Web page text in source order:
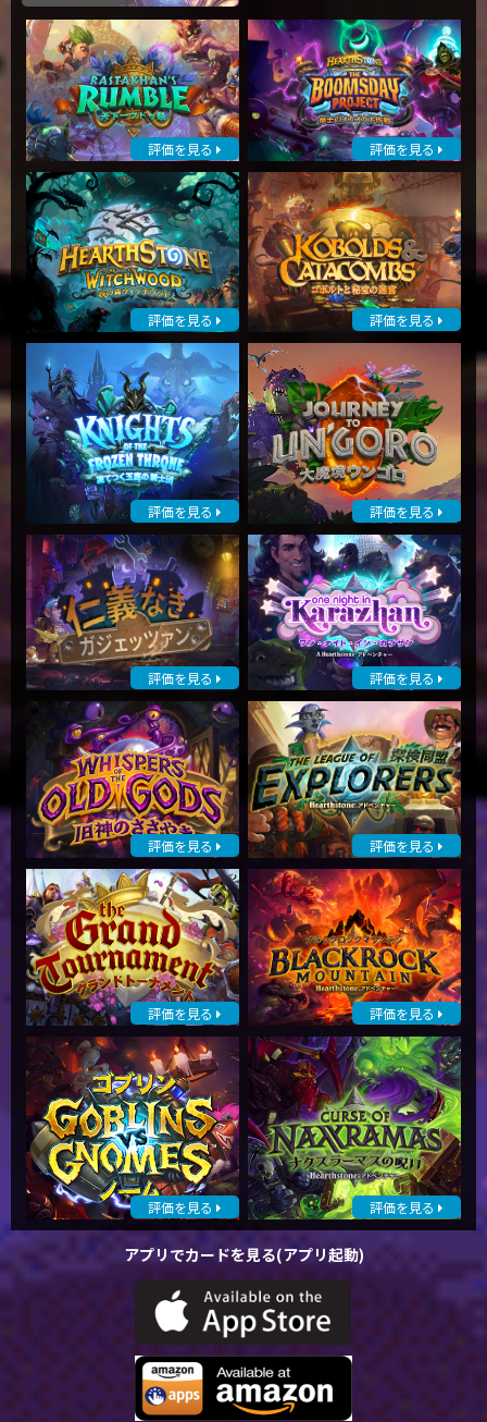
評価を見る 評価を見る
評価を見る 評価を見る
評価を見る 評価を見る
評価を見る 評価を見る
評価を見る 評価を見る
評価を見る 評価を見る
評価を見る 評価を見る
アプリでカードを見る(アプリ起動)